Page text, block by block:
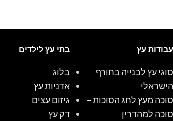
עבודות עץ
סוגי עץ לבנייה בחורף
הישראלי
סוכה מעץ לחג הסוכות –
סוכה למהדרין
בתי עץ לילדים
בלוג
אדניות עץ
גיזום עצים
דק עץ